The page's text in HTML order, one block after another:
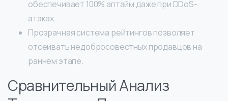
обеспечивает 100% аптайм даже при DDoS-
атаках.
Прозрачная система рейтингов позволяет
отсеивать недобросовестных продавцов на
раннем этапе.
Сравнительный Анализ